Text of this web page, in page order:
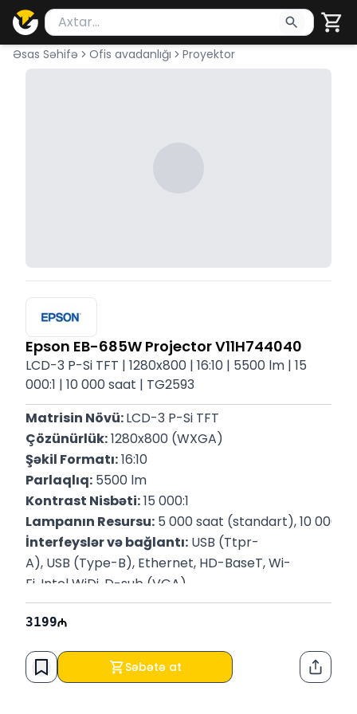
Məhsul axtar
Axtarış üçün ən azı 2 simvol yazın. Göndərmək
Əsas Səhifə Ofis avadanlığı Proyektor
Epson EB-685W Projector V11H744040
LCD-3 P-Si TFT | 1280x800 | 16:10 | 5500 lm | 15
000:1 | 10 000 saat | TG2593
Matrisin Növü: LCD-3 P-Si TFT
Çözünürlük: 1280x800 (WXGA)
Şəkil Formatı: 16:10
Parlaqlıq: 5500 lm
Kontrast Nisbəti: 15 000:1
Lampanın Resursu: 5 000 saat (standart), 10 000
İnterfeyslər və bağlantı: USB (Ttpr-
A), USB (Type-B), Ethernet, HD-BaseT, Wi-
Fi, Intel WiDi, D-sub (VGA)
P/N: V11H744040
3199
Səbətə at